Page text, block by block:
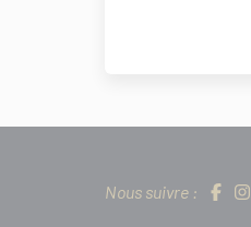
Nous suivre :